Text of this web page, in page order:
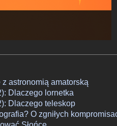
astronomią amatorską
Dlaczego lornetka
Dlaczego teleskop
O zgniłych